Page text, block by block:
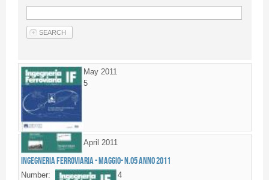
Ingegneria Ferroviaria - MAGGIO- n.05 anno 2011
May 2011
Number:
5
April 2011
4